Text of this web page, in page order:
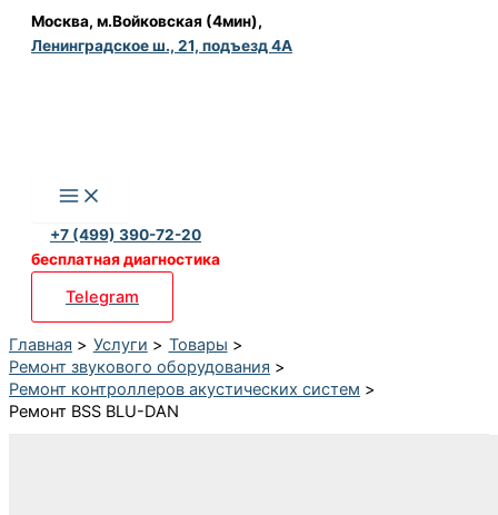
Перейти
Москва, м.Войковская (4мин),
Ленинградское ш., 21, подъезд 4А
+7 (499) 390-72-20
бесплатная диагностика
Telegram
Главная Услуги
Товары
Ремонт звукового оборудования
Ремонт контроллеров акустических систем
Ремонт BSS BLU-DAN